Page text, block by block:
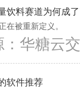
饮料赛道为何成
被重新定义。
华糖云
软件推荐